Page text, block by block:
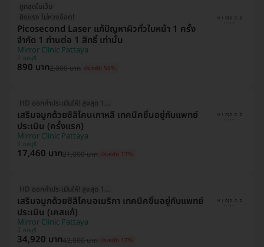
ถูกสุดในเว็บ
ยิงแรง ไม่หวงช็อต!
Picosecond Laser แก้ปัญหาผิวทั่วใบหน้า 1 ครั้ง
จำกัด 1 ท่านต่อ 1 สิทธิ์ เท่านั้น
Mirror Clinic Pattaya
ชลบุรี
890 บาท2,000 บาท ประหยัด 56%
HD ออกค่าประเมินให้! สูงสุด 1500 บ.
เสริมจมูกด้วยซิลิโคนเกาหลี เทคนิคขึ้นอยู่กับแพทย์
ประเมิน (ครั้งแรก)
Mirror Clinic Pattaya
ชลบุรี
17,460 บาท21,000 บาท ประหยัด 17%
HD ออกค่าประเมินให้! สูงสุด 1500 บ.
เสริมจมูกด้วยซิลิโคนอเมริกา เทคนิคขึ้นอยู่กับแพทย์
ประเมิน (เคสแก้)
Mirror Clinic Pattaya
ชลบุรี
34,920 บาท42,000 บาท ประหยัด 17%